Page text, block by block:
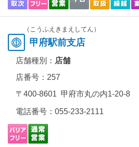
（こうふえきまえしてん）
甲府駅前支店
店舗種別： 店舗
店番号：257
〒400-8601 甲府市丸の内1-20-8
電話番号： 055-233-2111